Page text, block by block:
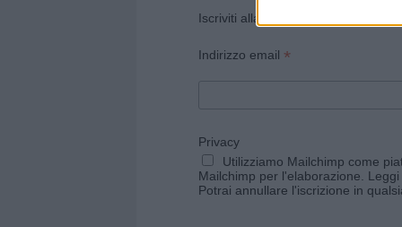
Iscriviti alla newsletter di Gallura
Indirizzo email *
Privacy
Utilizziamo Mailchimp come
Mailchimp per l'elaborazione.
Potrai annullare l'iscrizione in